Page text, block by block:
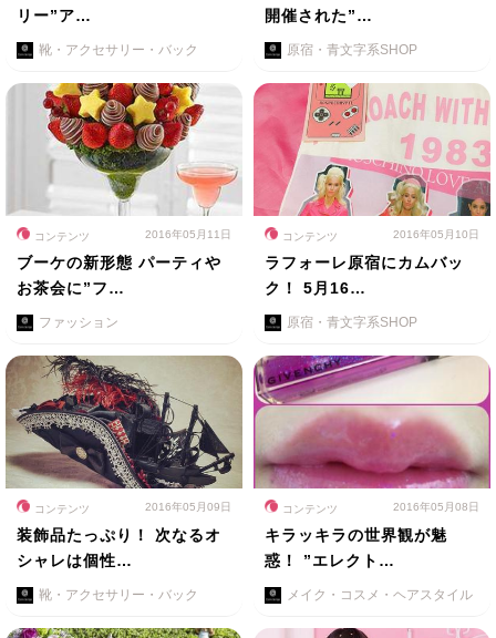
リー”ア…
靴・アクセサリー・バック
開催された”…
原宿・青文字系SHOP
コンテンツ 2016年05月11日
ブーケの新形態 パーティや
お茶会に”フ…
ファッション
コンテンツ 2016年05月10日
ラフォーレ原宿にカムバッ
ク！ 5月16…
原宿・青文字系SHOP
コンテンツ 2016年05月09日
装飾品たっぷり！ 次なるオ
シャレは個性…
靴・アクセサリー・バック
コンテンツ 2016年05月08日
キラッキラの世界観が魅
惑！ ”エレクト…
メイク・コスメ・ヘアスタイル